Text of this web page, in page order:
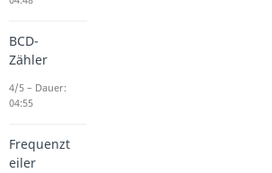
BCD-
Zähler
4/5 – Dauer:
04:55
Frequenzt
eiler